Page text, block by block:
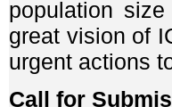
population
great vision of
urgent actions
Call for